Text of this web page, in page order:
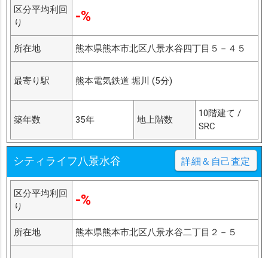
区分平均利回
り
-%
所在地 熊本県熊本市北区八景水谷四丁目５－４５
最寄り駅 熊本電気鉄道 堀川 (5分)
築年数 35年 地上階数
10階建て /
SRC
シティライフ八景水谷 詳細＆自己査定
区分平均利回
り
-%
所在地 熊本県熊本市北区八景水谷二丁目２－５